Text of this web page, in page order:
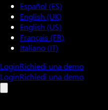
Español (ES)
English (UK)
English (US)
Français (FR)
Italiano (IT)
LoginRichiedi una demo
LoginRichiedi una demo